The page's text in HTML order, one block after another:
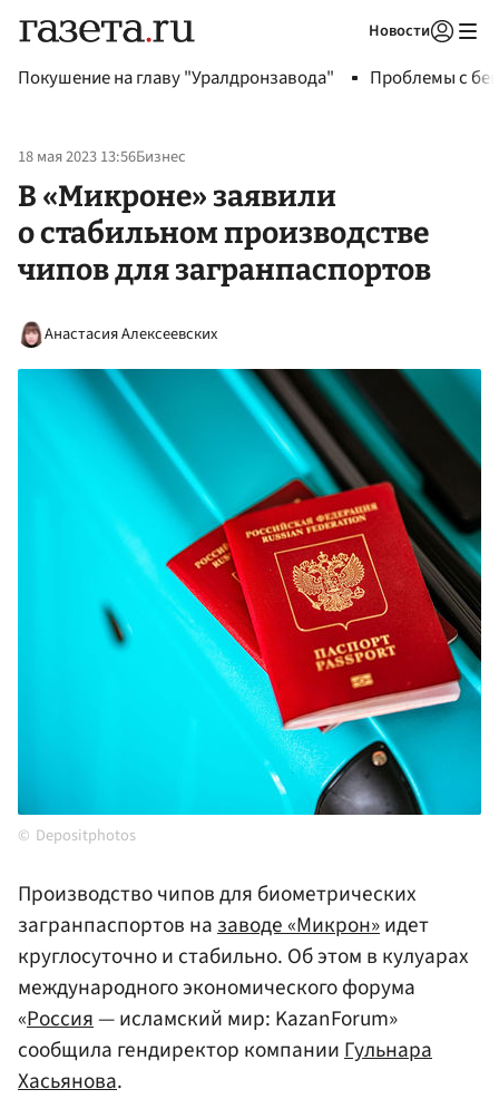
Новости
Покушение на главу "Уралдронзавода" Проблемы с
18 мая 2023 13:56Бизнес
В «Микроне» заявили
о стабильном производстве
чипов для загранпаспортов
Анастасия Алексеевских
Depositphotos
Производство чипов для биометрических
загранпаспортов назаводе «Микрон»идет
круглосуточно и стабильно. Об этом в кулуарах
международного экономического форума
«Россия— исламский мир: KazanForum»
сообщила гендиректор компанииГульнара
Хасьянова.